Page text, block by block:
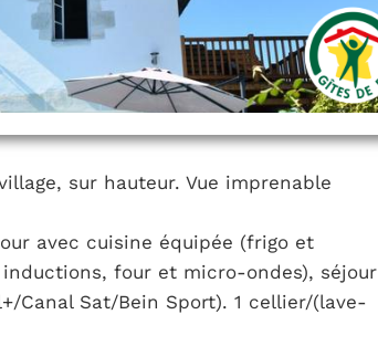
sur hauteur. Vue imprenable
avec cuisine équipée (frigo et
four et micro-ondes), séjour
Canal Sat/Bein Sport). 1 cellier/(lave-